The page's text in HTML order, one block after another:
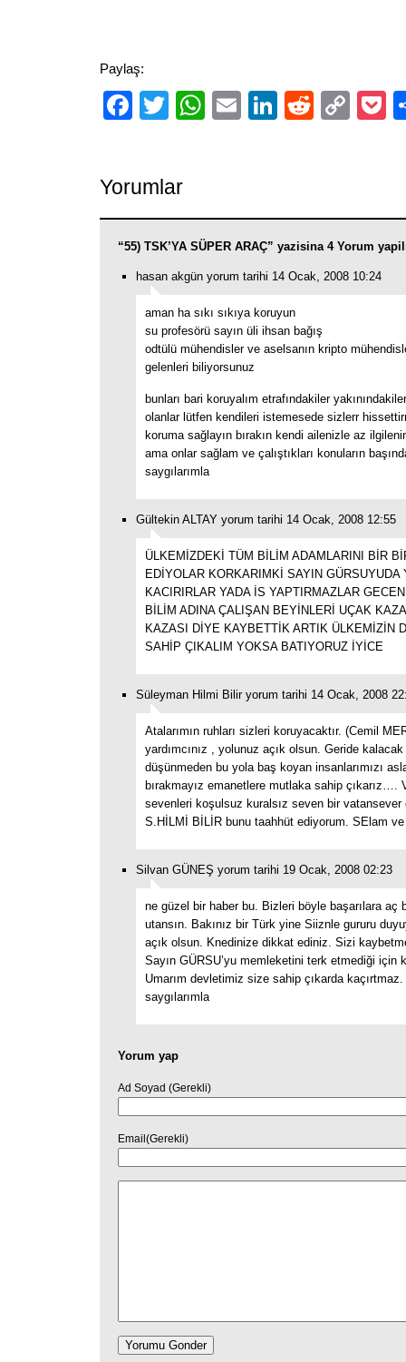
Paylaş:
Facebook
TwitterWhatsApp
EmailLinkedIn
Reddit
Yorumlar
“55) TSK’YA SÜPER ARAÇ” yazisina 4 Yorum
hasan akgün yorum tarihi 14 Ocak, 2008 10:24
aman ha sıkı sıkıya koruyun
su profesörü sayın üli ihsan bağış
odtülü mühendisler ve aselsanın kripto
gelenleri biliyorsunuz
bunları bari koruyalım etrafındakiler
olanlar lütfen kendileri istemesede sizlerr
koruma sağlayın bırakın kendi ailenizle az
ama onlar sağlam ve çalıştıkları konuların
saygılarımla
Gültekin ALTAY yorum tarihi 14 Ocak, 2008 12:55
ÜLKEMİZDEKİ TÜM BİLİM ADAMLARINI BİR
EDİYOLAR KORKARIMKİ SAYIN GÜRSUYUDA
KACIRIRLAR YADA İS YAPTIRMAZLAR
BİLİM ADINA ÇALIŞAN BEYİNLERİ UÇAK
KAZASI DİYE KAYBETTİK ARTIK ÜLKEMİZİN
SAHİP ÇIKALIM YOKSA BATIYORUZ İYİCE
Süleyman Hilmi Bilir yorum tarihi 14 Ocak, 2008
Atalarımın ruhları sizleri koruyacaktır. (Cemil
yardımcınız , yolunuz açık olsun. Geride kalacak
düşünmeden bu yola baş koyan insanlarımızı
bırakmayız emanetlere mutlaka sahip çıkarız….
sevenleri koşulsuz kuralsız seven bir vatansever
S.HİLMİ BİLİR bunu taahhüt ediyorum. SElam ve
Silvan GÜNEŞ yorum tarihi 19 Ocak, 2008 02:23
ne güzel bir haber bu. Bizleri böyle başarılara aç
utansın. Bakınız bir Türk yine Siiznle gururu
açık olsun. Knedinize dikkat ediniz. Sizi
Sayın GÜRSU’yu memleketini terk etmediği için
Umarım devletimiz size sahip çıkarda kaçırtmaz.
saygılarımla
Yorum yap
Ad Soyad (Gerekli)
Email(Gerekli)